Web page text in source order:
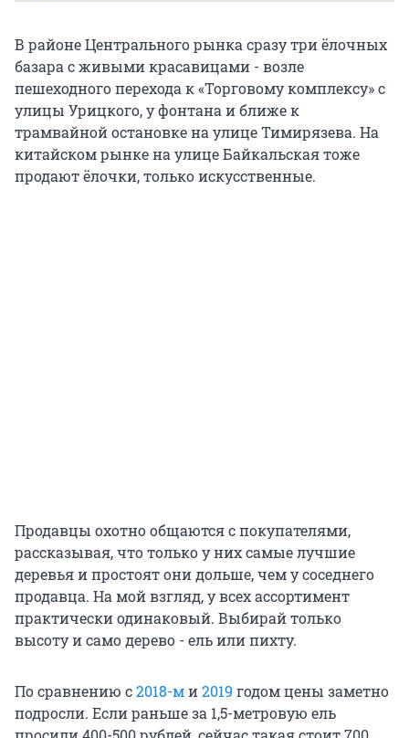
В районе Центрального рынка сразу три ёлочных
базара с живыми красавицами - возле
пешеходного перехода к «Торговому комплексу» с
улицы Урицкого, у фонтана и ближе к
трамвайной остановке на улице Тимирязева. На
китайском рынке на улице Байкальская тоже
продают ёлочки, только искусственные.
Продавцы охотно общаются с покупателями,
рассказывая, что только у них самые лучшие
деревья и простоят они дольше, чем у соседнего
продавца. На мой взгляд, у всех ассортимент
практически одинаковый. Выбирай только
высоту и само дерево - ель или пихту.
По сравнению с2018-ми2019 годом цены заметно
подросли. Если раньше за 1,5-метровую ель